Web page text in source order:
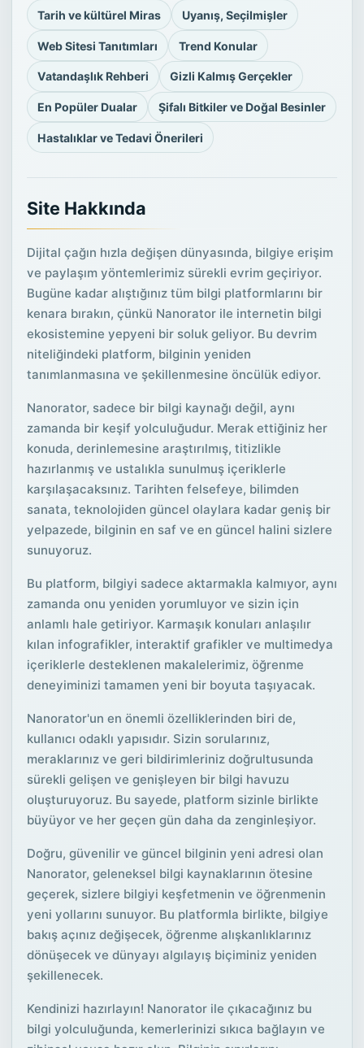
Tarih ve kültürel Miras Uyanış, Seçilmişler
Web Sitesi Tanıtımları Trend Konular
Vatandaşlık Rehberi Gizli Kalmış Gerçekler
En Popüler Dualar Şifalı Bitkiler ve Doğal Besinler
Hastalıklar ve Tedavi Önerileri
Site Hakkında
Dijital çağın hızla değişen dünyasında, bilgiye erişim
ve paylaşım yöntemlerimiz sürekli evrim geçiriyor.
Bugüne kadar alıştığınız tüm bilgi platformlarını bir
kenara bırakın, çünkü Nanorator ile internetin bilgi
ekosistemine yepyeni bir soluk geliyor. Bu devrim
niteliğindeki platform, bilginin yeniden
tanımlanmasına ve şekillenmesine öncülük ediyor.
Nanorator, sadece bir bilgi kaynağı değil, aynı
zamanda bir keşif yolculuğudur. Merak ettiğiniz her
konuda, derinlemesine araştırılmış, titizlikle
hazırlanmış ve ustalıkla sunulmuş içeriklerle
karşılaşacaksınız. Tarihten felsefeye, bilimden
sanata, teknolojiden güncel olaylara kadar geniş bir
yelpazede, bilginin en saf ve en güncel halini sizlere
sunuyoruz.
Bu platform, bilgiyi sadece aktarmakla kalmıyor, aynı
zamanda onu yeniden yorumluyor ve sizin için
anlamlı hale getiriyor. Karmaşık konuları anlaşılır
kılan infografikler, interaktif grafikler ve multimedya
içeriklerle desteklenen makalelerimiz, öğrenme
deneyiminizi tamamen yeni bir boyuta taşıyacak.
Nanorator'un en önemli özelliklerinden biri de,
kullanıcı odaklı yapısıdır. Sizin sorularınız,
meraklarınız ve geri bildirimleriniz doğrultusunda
sürekli gelişen ve genişleyen bir bilgi havuzu
oluşturuyoruz. Bu sayede, platform sizinle birlikte
büyüyor ve her geçen gün daha da zenginleşiyor.
Doğru, güvenilir ve güncel bilginin yeni adresi olan
Nanorator, geleneksel bilgi kaynaklarının ötesine
geçerek, sizlere bilgiyi keşfetmenin ve öğrenmenin
yeni yollarını sunuyor. Bu platformla birlikte, bilgiye
bakış açınız değişecek, öğrenme alışkanlıklarınız
dönüşecek ve dünyayı algılayış biçiminiz yeniden
şekillenecek.
Kendinizi hazırlayın! Nanorator ile çıkacağınız bu
bilgi yolculuğunda, kemerlerinizi sıkıca bağlayın ve